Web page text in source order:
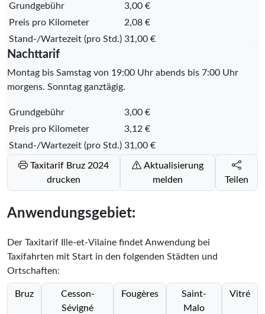
Grundgebühr
3,00 €
Preis pro Kilometer
2,08 €
Stand-/Wartezeit (pro Std.) 31,00 €
Nachttarif
Montag bis Samstag von 19:00 Uhr abends bis 7:00 Uhr
morgens. Sonntag ganztägig.
Grundgebühr
3,00 €
Preis pro Kilometer
3,12 €
Stand-/Wartezeit (pro Std.) 31,00 €
Taxitarif Bruz 2024
drucken
Aktualisierung
melden
Teilen
Anwendungsgebiet:
Der Taxitarif Ille-et-Vilaine findet Anwendung bei
Taxifahrten mit Start in den folgenden Städten und
Ortschaften:
Bruz
Cesson-
Sévigné
Fougères
Saint-
Malo
Vitré